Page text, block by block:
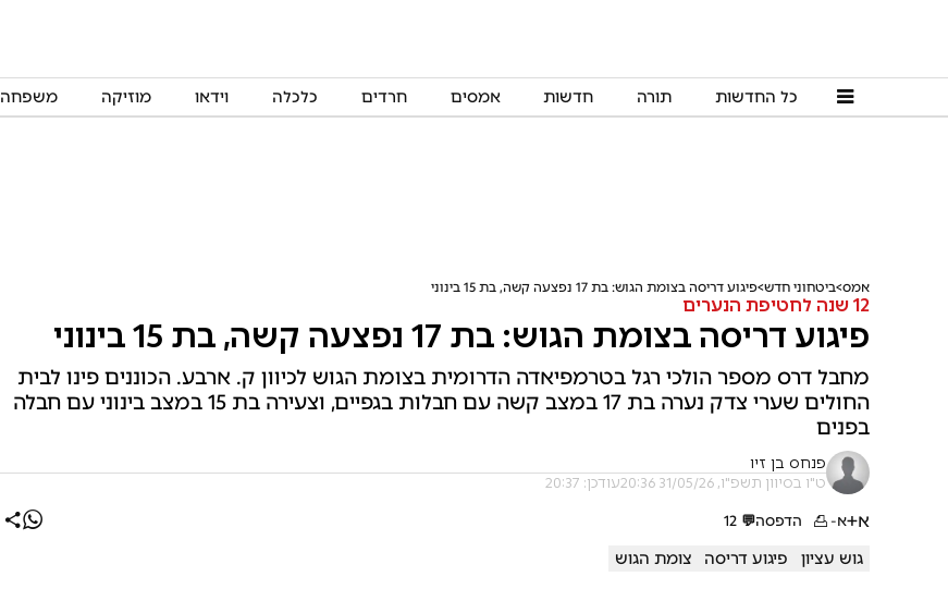
כל החדשות תורה חדשות אמסים חרדים כלכלה וידאו מוזיקה משפחה
אמס ביטחוני חדש פיגוע דריסה בצומת הגוש: בת 17 נפצעה קשה, בת 15 בינוני
12 שנה לחטיפת הנערים
פיגוע דריסה בצומת הגוש: בת 17 נפצעה קשה, בת 15 בינוני
מחבל דרס מספר הולכי רגל בטרמפיאדה הדרומית בצומת הגוש לכיוון ק. ארבע. הכוננים פינו לבית
החולים שערי צדק נערה בת 17 במצב קשה עם חבלות בגפיים, וצעירה בת 15 במצב בינוני עם חבלה
בפנים
פנחס בן זיו
ט"ו בסיוון תשפ"ו, 31/05/26 20:36 עודכן: 20:37
א+א- הדפסה💬
12
גוש עציון פיגוע דריסה צומת הגוש